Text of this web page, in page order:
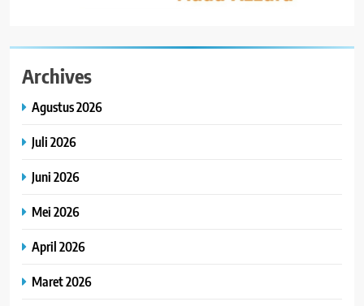
Archives
Agustus 2026
Juli 2026
Juni 2026
Mei 2026
April 2026
Maret 2026